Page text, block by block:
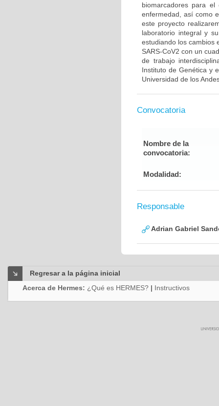
biomarcadores para el
enfermedad, así como
este proyecto
laboratorio integral y
estudiando los cambios
SARS-CoV2 con un
de trabajo
Instituto de Genética y
Universidad de los
Convocatoria
Nombre de la
convocatoria:
Modalidad:
Responsable
Adrian Gabriel
Regresar a la página inicial
Acerca de Hermes: ¿Qué es HERMES? | Instructivos